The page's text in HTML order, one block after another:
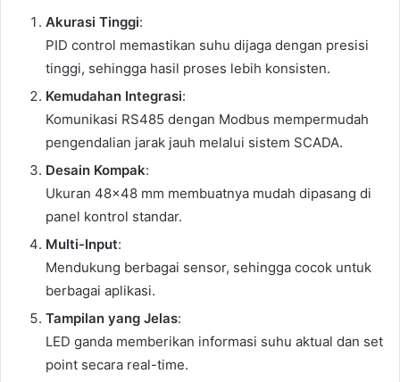
Akurasi Tinggi:
PID control memastikan suhu dijaga dengan presisi
tinggi, sehingga hasil proses lebih konsisten.
Kemudahan Integrasi:
Komunikasi RS485 dengan Modbus mempermudah
pengendalian jarak jauh melalui sistem SCADA.
Desain Kompak:
Ukuran 48×48 mm membuatnya mudah dipasang di
panel kontrol standar.
Multi-Input:
Mendukung berbagai sensor, sehingga cocok untuk
berbagai aplikasi.
Tampilan yang Jelas:
LED ganda memberikan informasi suhu aktual dan set
point secara real-time.